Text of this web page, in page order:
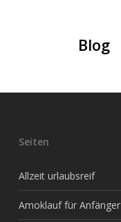
Blog
Seiten
Allzeit urlaubsreif
Amoklauf für Anfänger